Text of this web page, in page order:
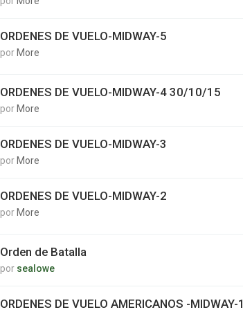
ORDENES DE VUELO-MIDWAY-5
por More
ORDENES DE VUELO-MIDWAY-4 30/10/15
por More
ORDENES DE VUELO-MIDWAY-3
por More
ORDENES DE VUELO-MIDWAY-2
por More
Orden de Batalla
por sealowe
ORDENES DE VUELO AMERICANOS -MIDWAY-1